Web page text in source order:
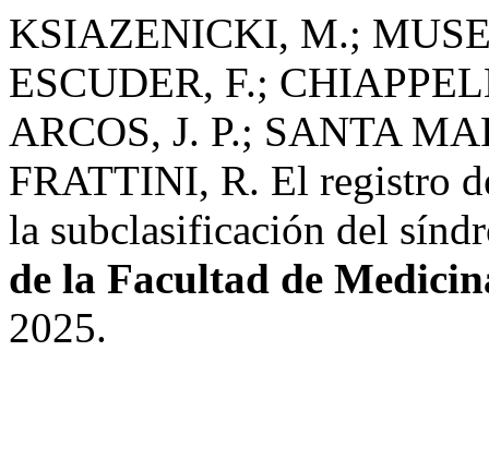
KSIAZENICKI, M.;
ESCUDER, F.;
ARCOS, J. P.; SANTA
FRATTINI, R. El registro
la subclasificación del
de la Facultad de
2025.